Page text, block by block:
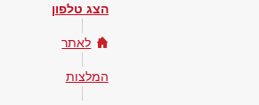
הצג טלפון
לאתר
המלצות